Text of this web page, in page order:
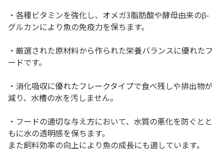
・各種ビタミンを強化し、オメガ3脂肪酸や酵母由来のβ-
グルカンにより魚の免疫力を保ちます。
・厳選された原材料から作られた栄養バランスに優れたフ
ードです。
・消化吸収に優れたフレークタイプで食べ残しや排出物が
減り、水槽の水を汚しません。
・フードの適切な与え方において、水質の悪化を防ぐとと
もに水の透明感を保ちます。
また飼料効率の向上により魚の成長にも適しています。